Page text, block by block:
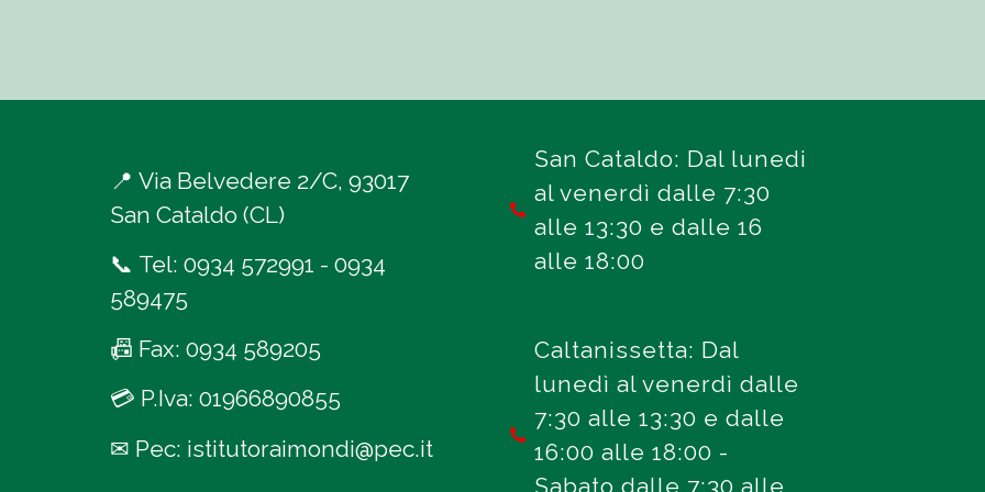
📍 Via Belvedere 2/C, 93017
San Cataldo (CL)
📞 Tel: 0934 572991 - 0934
589475
📠 Fax: 0934 589205
💳 P.Iva: 01966890855
✉ Pec: istitutoraimondi@pec.it
San Cataldo: Dal lunedi
al venerdì dalle 7:30
alle 13:30 e dalle 16
alle 18:00
Caltanissetta: Dal
lunedì al venerdì dalle
7:30 alle 13:30 e dalle
16:00 alle 18:00 -
Sabato dalle 7:30 alle